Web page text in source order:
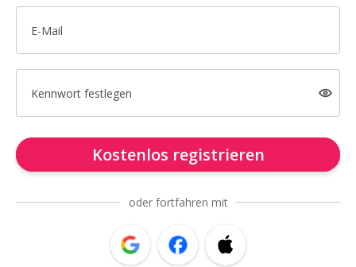
E-Mail
Kennwort festlegen
Kostenlos registrieren
oder fortfahren mit